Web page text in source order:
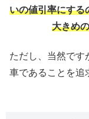
いの値引率にする
大きめ
ただし、当然です
車であることを追